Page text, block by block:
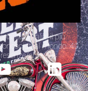
d’Italia, il più
al mondo. 40
anno